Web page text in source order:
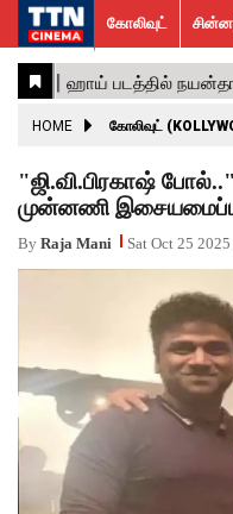
கோலிவுட்
சின்னத்திரை
பாலிவுட்
ஹாலிவுட்
அக்கம்
பக்கம்
ஸ்பெஷல்
ஸ்டோரீஸ்
விமர்சனம்
GALLERY
ACTRESS
ACTORS
MOVIESTILLS
EVENTS
VIDEOS
What’s
Hot
Trending
News
கோலிவுட்
HOME கோலிவுட்
"ஜி.வி.பிரகாஷ்
முன்னணி
By Raja Mani Sat Oct 25